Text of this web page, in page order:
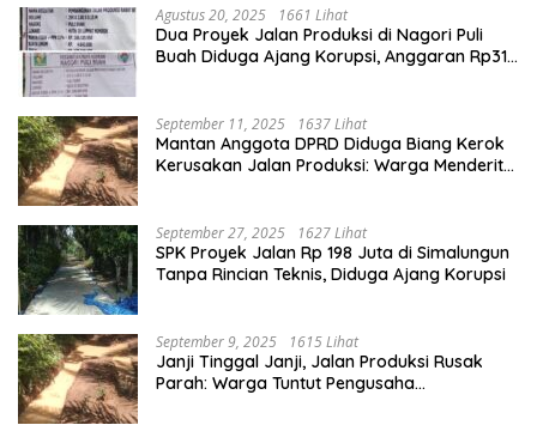
Agustus 20, 2025 1661 Lihat
Dua Proyek Jalan Produksi di Nagori Puli
Buah Diduga Ajang Korupsi, Anggaran Rp314
September 11, 2025 1637 Lihat
Mantan Anggota DPRD Diduga Biang Kerok
Kerusakan Jalan Produksi: Warga Menderita,
September 27, 2025 1627 Lihat
SPK Proyek Jalan Rp 198 Juta di Simalungun
Tanpa Rincian Teknis, Diduga Ajang Korupsi
September 9, 2025 1615 Lihat
Janji Tinggal Janji, Jalan Produksi Rusak
Parah: Warga Tuntut Pengusaha